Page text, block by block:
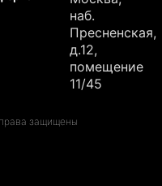
наб.
Пресненская,
д.12,
помещение
11/45
защищены